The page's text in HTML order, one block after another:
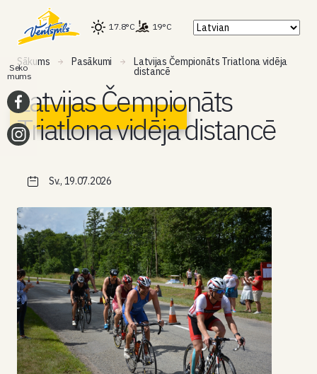
17.8°C 19°C
Sākums Pasākumi Latvijas Čempionāts Triatlona vidēja
distancē
Latvijas Čempionāts
Triatlona vidēja distancē
Sv., 19.07.2026
Seko
mums